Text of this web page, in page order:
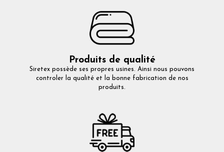
Produits de qualité
Siretex possède ses propres usines. Ainsi nous pouvons
controler la qualité et la bonne fabrication de nos
produits.